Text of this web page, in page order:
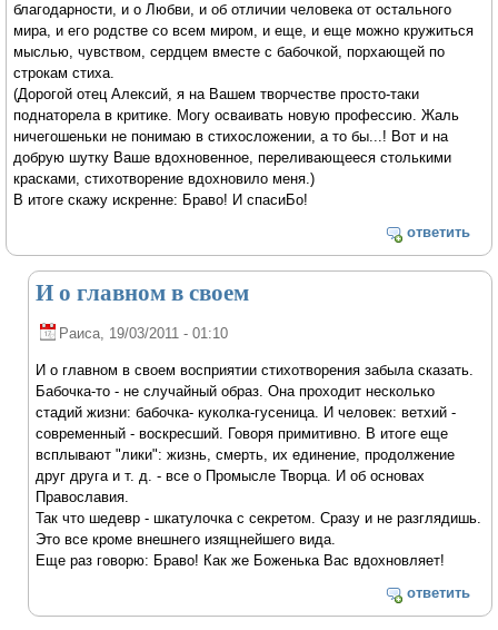
благодарности, и о Любви, и об отличии человека от остального
мира, и его родстве со всем миром, и еще, и еще можно кружиться
мыслью, чувством, сердцем вместе с бабочкой, порхающей по
строкам стиха.
(Дорогой отец Алексий, я на Вашем творчестве просто-таки
поднаторела в критике. Могу осваивать новую профессию. Жаль
ничегошеньки не понимаю в стихосложении, а то бы...! Вот и на
добрую шутку Ваше вдохновенное, переливающееся столькими
красками, стихотворение вдохновило меня.)
В итоге скажу искренне: Браво! И спасиБо!
ответить
И о главном в своем
Раиса, 19/03/2011 - 01:10
И о главном в своем восприятии стихотворения забыла сказать.
Бабочка-то - не случайный образ. Она проходит несколько
стадий жизни: бабочка- куколка-гусеница. И человек: ветхий -
современный - воскресший. Говоря примитивно. В итоге еще
всплывают "лики": жизнь, смерть, их единение, продолжение
друг друга и т. д. - все о Промысле Творца. И об основах
Православия.
Так что шедевр - шкатулочка с секретом. Сразу и не разглядишь.
Это все кроме внешнего изящнейшего вида.
Еще раз говорю: Браво! Как же Боженька Вас вдохновляет!
ответить